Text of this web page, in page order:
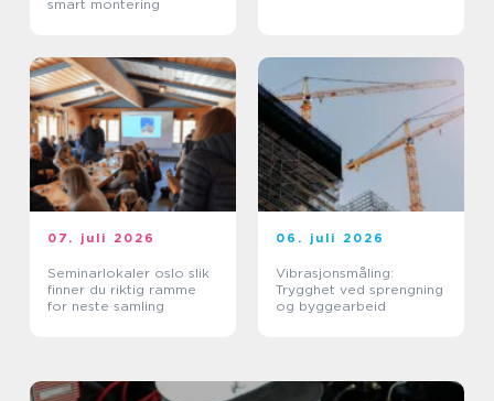
smart montering
07. juli 2026
Seminarlokaler oslo slik
finner du riktig ramme
for neste samling
06. juli 2026
Vibrasjonsmåling:
Trygghet ved sprengning
og byggearbeid